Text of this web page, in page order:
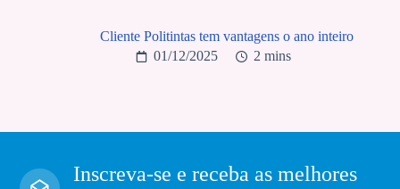
Cliente Politintas tem vantagens o ano inteiro
01/12/2025
2 mins
Inscreva-se e receba as melhores